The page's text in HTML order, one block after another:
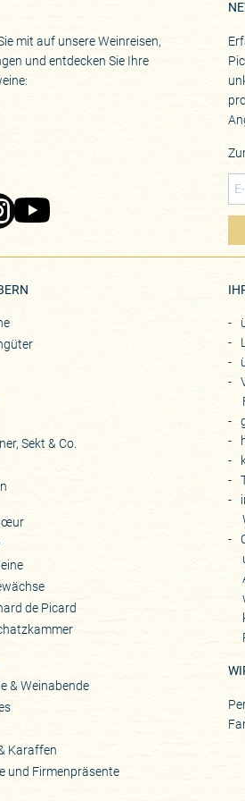
hat. Die Zeit ist reif für Nebbiolo
mit auf unsere Weinreisen,
und entdecken Sie Ihre
Sekt & Co.
de Picard
& Weinabende
Karaffen
und Firmenpräsente